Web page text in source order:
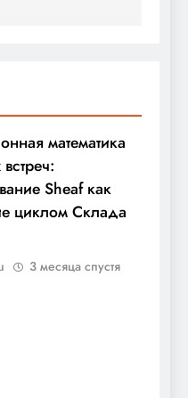
математика
Sheaf как
циклом Склада
3 месяца спустя